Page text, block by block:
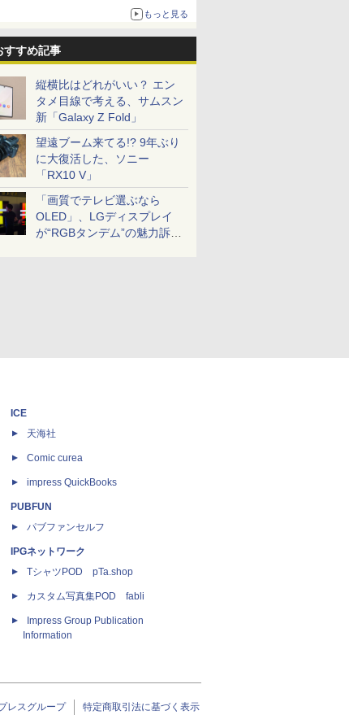
もっと見る
すすめ記事
縦横比はどれがいい？ エン
タメ目線で考える、サムスン
新「Galaxy Z Fold」
望遠ブーム来てる!? 9年ぶり
に大復活した、ソニー
「RX10 V」
「画質でテレビ選ぶなら
OLED」、LGディスプレイ
が“RGBタンデム”の魅力訴
ICE
天海社
Comic curea
impress QuickBooks
PUBFUN
パブファンセルフ
IPGネットワーク
TシャツPOD pTa.shop
カスタム写真集POD fabli
Impress Group Publication
Information
レスグループ 特定商取引法に基づく表示